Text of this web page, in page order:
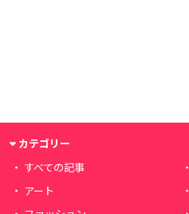
カテゴリー
すべての記事
アート